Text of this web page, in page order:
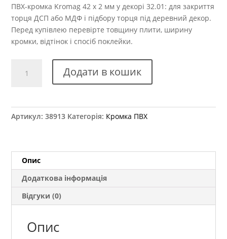
ПВХ-кромка Kromag 42 x 2 мм у декорі 32.01: для закриття
торця ДСП або МДФ і підбору торця під деревний декор.
Перед купівлею перевірте товщину плити, ширину
кромки, відтінок і спосіб поклейки.
сірий
кількість
Додати в кошик
Артикул:38913 Категорія: Кромка ПВХ
Опис
Додаткова інформація
Відгуки (0)
Опис